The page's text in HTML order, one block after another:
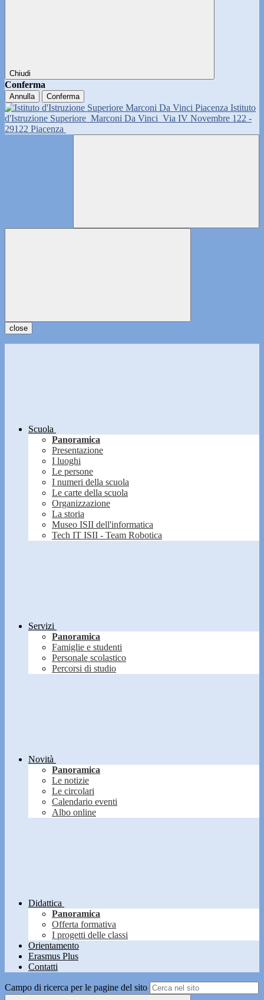
Chiudi
Conferma
Annulla Conferma
Istituto
d'Istruzione Superiore Marconi Da Vinci Via IV Novembre 122 -
29122 Piacenza
close
Scuola
Panoramica
Presentazione
I luoghi
Le persone
I numeri della scuola
Le carte della scuola
Organizzazione
La storia
Museo ISII dell'informatica
Tech IT ISII - Team Robotica
Servizi
Panoramica
Famiglie e studenti
Personale scolastico
Percorsi di studio
Novità
Panoramica
Le notizie
Le circolari
Calendario eventi
Albo online
Didattica
Panoramica
Offerta formativa
I progetti delle classi
Orientamento
Erasmus Plus
Contatti
Campo di ricerca per le pagine del sito